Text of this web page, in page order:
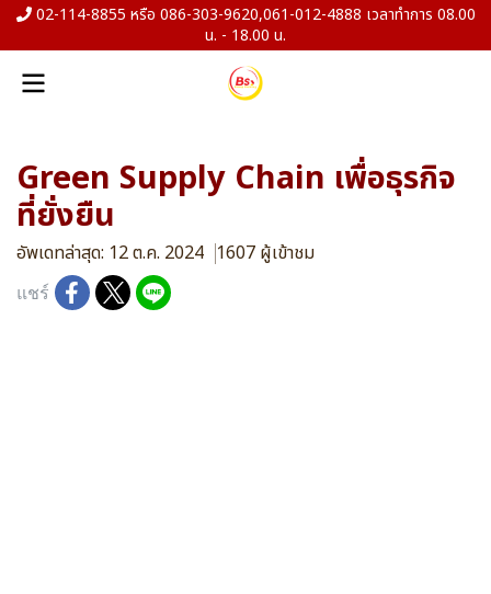
02-114-8855 หรือ 086-303-9620,061-012-4888 เวลาทำการ 08.00
น. - 18.00 น.
Green Supply Chain เพื่อธุรกิจ
ที่ยั่งยืน
อัพเดทล่าสุด: 12 ต.ค. 2024 1607 ผู้เข้าชม
แชร์